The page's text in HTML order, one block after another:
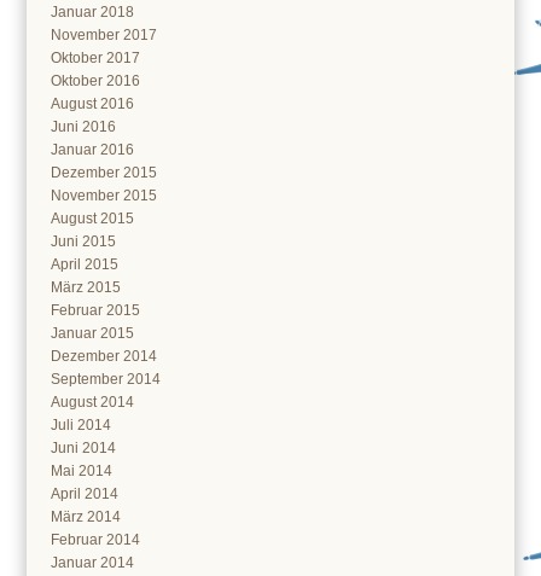
Januar 2018
November 2017
Oktober 2017
Oktober 2016
August 2016
Juni 2016
Januar 2016
Dezember 2015
November 2015
August 2015
Juni 2015
April 2015
März 2015
Februar 2015
Januar 2015
Dezember 2014
September 2014
August 2014
Juli 2014
Juni 2014
Mai 2014
April 2014
März 2014
Februar 2014
Januar 2014